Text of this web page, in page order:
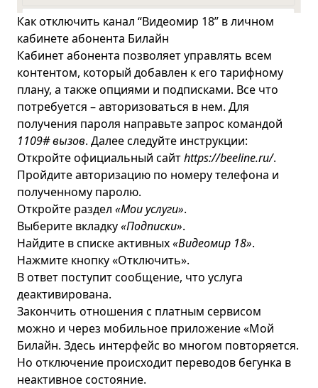
Как отключить канал “Видеомир 18” в личном
кабинете абонента Билайн
Кабинет абонента позволяет управлять всем
контентом, который добавлен к его тарифному
плану, а также опциями и подписками. Все что
потребуется – авторизоваться в нем. Для
получения пароля направьте запрос командой
1109# вызов. Далее следуйте инструкции:
Откройте официальный сайтhttps://beeline.ru/.
Пройдите авторизацию по номеру телефона и
полученному паролю.
Откройте раздел «Мои услуги».
Выберите вкладку«Подписки».
Найдите в списке активных«Видеомир 18».
Нажмите кнопку «Отключить».
В ответ поступит сообщение, что услуга
деактивирована.
Закончить отношения с платным сервисом
можно и через мобильное приложение «Мой
Билайн. Здесь интерфейс во многом повторяется.
Но отключение происходит переводов бегунка в
неактивное состояние.